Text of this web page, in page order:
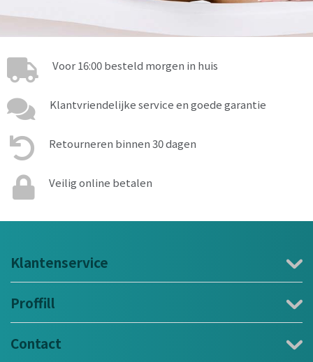
Voor 16:00 besteld morgen in huis
Klantvriendelijke service en goede garantie
Retourneren binnen 30 dagen
Veilig online betalen
Klantenservice
Proffill
Contact